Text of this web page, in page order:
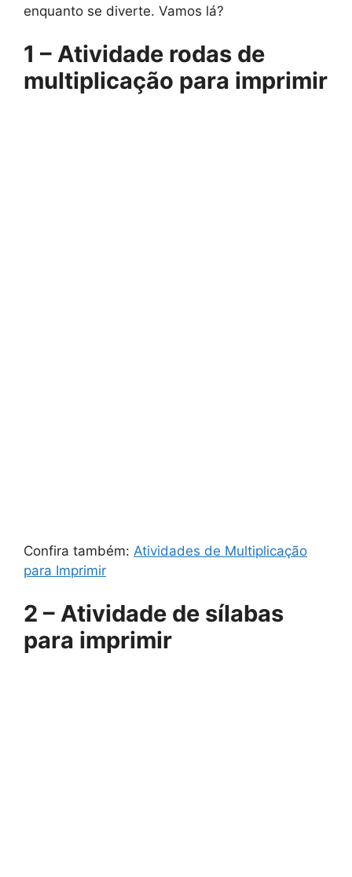
enquanto se diverte. Vamos lá?
1 – Atividade rodas de
multiplicação para imprimir
Confira também: Atividades de Multiplicação
para Imprimir
2 – Atividade de sílabas
para imprimir